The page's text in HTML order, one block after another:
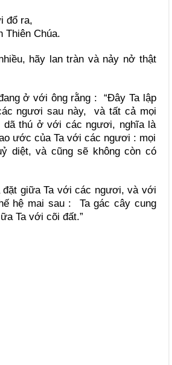
đổ ra,
Thiên Chúa.
hãy lan tràn và nảy nở thật
ở với ông rằng : “Đây Ta lập
ngươi sau này, và tất cả mọi
thú ở với các ngươi, nghĩa là
ước của Ta với các ngươi : mọi
diệt, và cũng sẽ không còn có
đặt giữa Ta với các ngươi, và với
hệ mai sau : Ta gác cây cung
Ta với cõi đất.”